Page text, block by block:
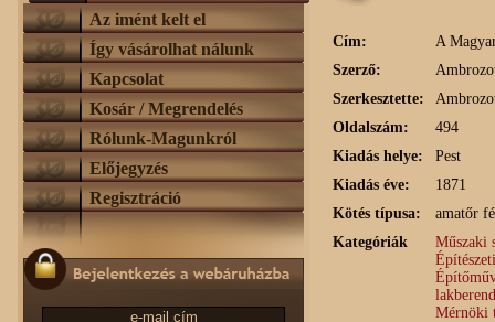
Az imént kelt el
Így vásárolhat nálunk
Kapcsolat
Kosár / Megrendelés
Rólunk-Magunkról
Előjegyzés
Regisztráció
Cím:
A
Szerző:
Szerkesztette:
Oldalszám:
494
Kiadás helye:
Pest
Kiadás éve:
1871
Kötés típusa:
amatőr
Kategóriák
Műszaki
Mérnöki